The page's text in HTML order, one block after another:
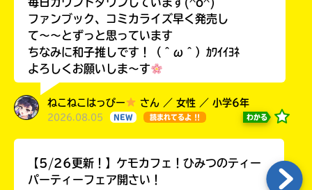
毎日カウントダウンしています(^o^)
ファンブック、コミカライズ早く発売し
て〜〜とずっと思っています
ちなみに和子推しです！（＾ω＾）ｶﾜｲｲﾖﾈ
よろしくお願いしま〜す
ねこねこはっぴー さん ／ 女性 ／ 小学6年
2026.08.05 NEW 読まれてるよ !! わかる
【5/26更新！】ケモカフェ！ひみつのティー
パーティーフェア開さい！